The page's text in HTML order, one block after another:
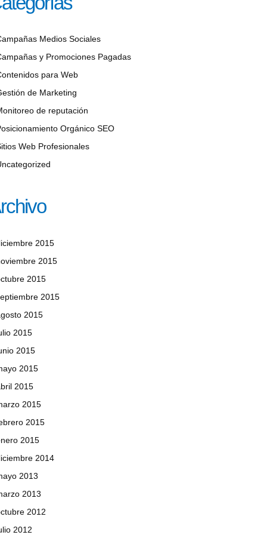
Medios Sociales
y Promociones Pagadas
para Web
de Marketing
de reputación
Orgánico SEO
Web Profesionales
2015
2015
2015
2015
2015
2015
2015
2015
2015
2015
2015
2015
2014
2013
2013
2012
2012